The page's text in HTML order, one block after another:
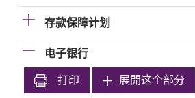
存款保障计划
电子银行
打印 展開这个部分